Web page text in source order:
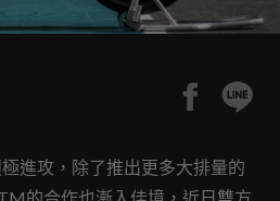
進攻，除了推出更多大排量的